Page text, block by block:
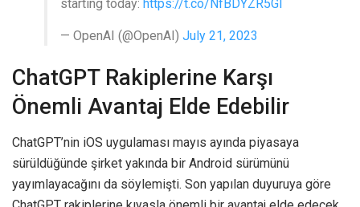
starting today: https://t.co/NfBDYZR5GI
— OpenAI (@OpenAI) July 21, 2023
ChatGPT Rakiplerine Karşı
Önemli Avantaj Elde Edebilir
ChatGPT’nin iOS uygulaması mayıs ayında piyasaya
sürüldüğünde şirket yakında bir Android sürümünü
yayımlayacağını da söylemişti. Son yapılan duyuruya göre